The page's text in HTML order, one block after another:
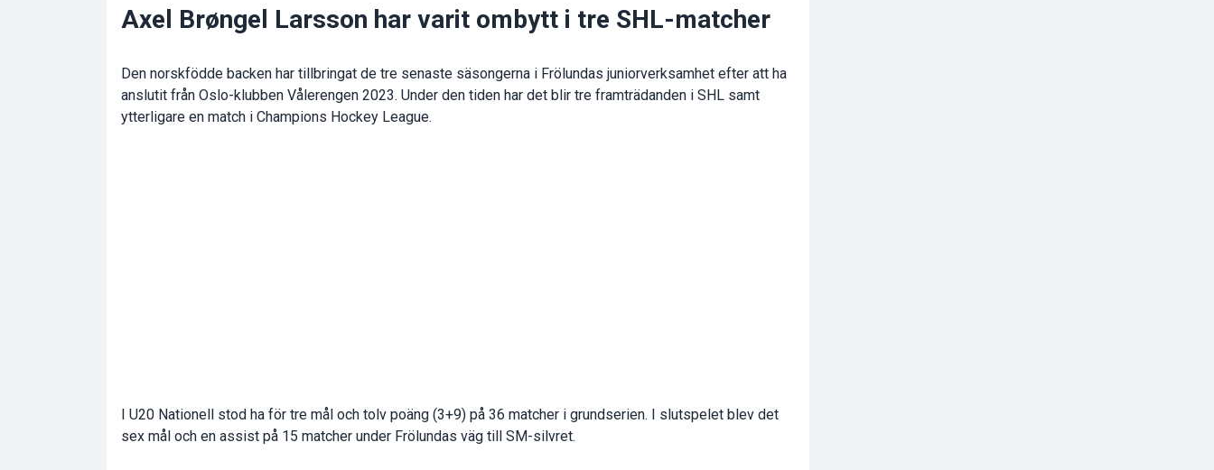
Axel Brøngel Larsson har varit ombytt i tre SHL-matcher
Den norskfödde backen har tillbringat de tre senaste säsongerna i Frölundas juniorverksamhet efter att ha
anslutit från Oslo-klubben Vålerengen 2023. Under den tiden har det blir tre framträdanden i SHL samt
ytterligare en match i Champions Hockey League.
I U20 Nationell stod ha för tre mål och tolv poäng (3+9) på 36 matcher i grundserien. I slutspelet blev det
sex mål och en assist på 15 matcher under Frölundas väg till SM-silvret.